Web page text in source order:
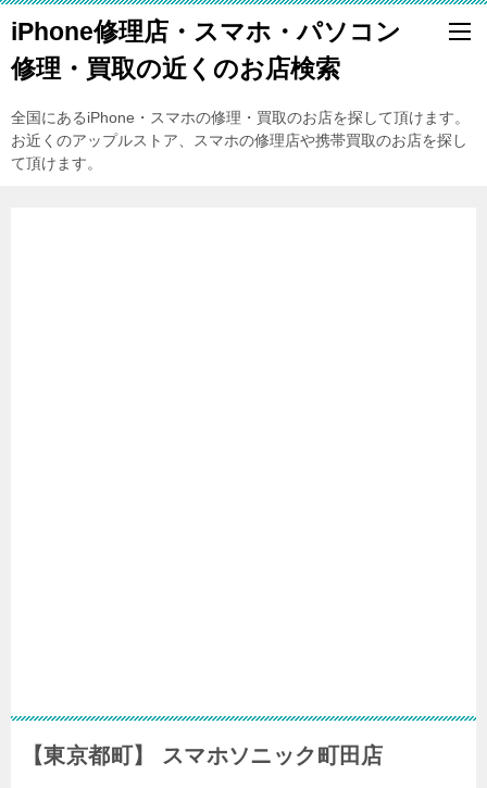
iPhone修理店・スマホ・パソコン
修理・買取の近くのお店検索
全国にあるiPhone・スマホの修理・買取のお店を探して頂けます。
お近くのアップルストア、スマホの修理店や携帯買取のお店を探し
て頂けます。
【東京都町】 スマホソニック町田店